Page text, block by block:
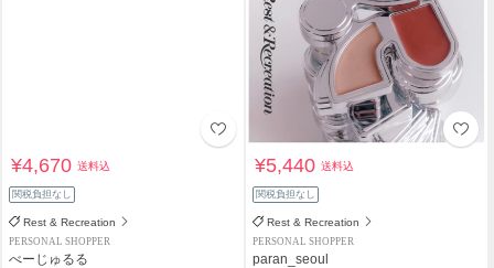
¥4,670送料込
関税負担なし
Rest & Recreation
PERSONAL SHOPPER
べーじゅるる
¥5,440送料込
関税負担なし
Rest & Recreation
PERSONAL SHOPPER
paran_seoul